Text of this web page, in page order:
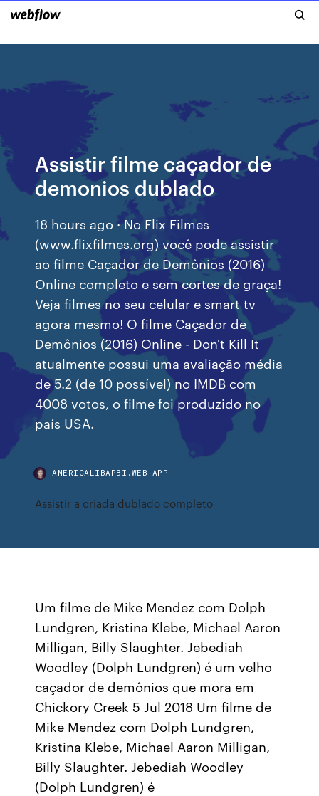
Assistir filme caçador de
demonios dublado
18 hours ago · No Flix Filmes
(www.flixfilmes.org) você pode assistir
ao filme Caçador de Demônios (2016)
Online completo e sem cortes de graça!
Veja filmes no seu celular e smart tv
agora mesmo! O filme Caçador de
Demônios (2016) Online - Don't Kill It
atualmente possui uma avaliação média
de 5.2 (de 10 possível) no IMDB com
4008 votos, o filme foi produzido no
país USA.
AMERICALIBAPBI.WEB.APP
Assistir a criada dublado completo
Um filme de Mike Mendez com Dolph
Lundgren, Kristina Klebe, Michael Aaron
Milligan, Billy Slaughter. Jebediah
Woodley (Dolph Lundgren) é um velho
caçador de demônios que mora em
Chickory Creek 5 Jul 2018 Um filme de
Mike Mendez com Dolph Lundgren,
Kristina Klebe, Michael Aaron Milligan,
Billy Slaughter. Jebediah Woodley
(Dolph Lundgren) é